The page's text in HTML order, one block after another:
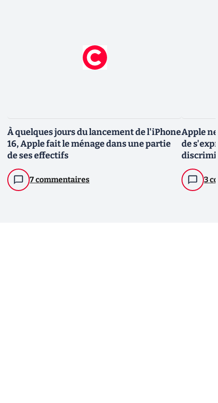
À quelques jours du lancement de l'iPhone
16, Apple fait le ménage dans une partie
de ses effectifs
7 commentaires
Apple
de
3